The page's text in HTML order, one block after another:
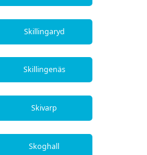
Skillingaryd
Skillingenäs
Skivarp
Skoghall